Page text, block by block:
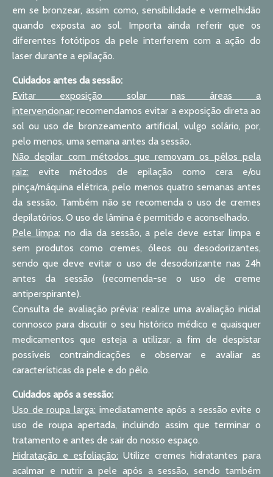
em se bronzear, assim como, sensibilidade e vermelhidão
quando exposta ao sol. Importa ainda referir que os
diferentes fotótipos da pele interferem com a ação do
laser durante a epilação.
Cuidados antes da sessão:
Evitar exposição solar nas áreas a
intervencionar: recomendamos evitar a exposição direta ao
sol ou uso de bronzeamento artificial, vulgo solário, por,
pelo menos, uma semana antes da sessão.
Não depilar com métodos que removam os pêlos pela
raiz: evite métodos de epilação como cera e/ou
pinça/máquina elétrica, pelo menos quatro semanas antes
da sessão. Também não se recomenda o uso de cremes
depilatórios. O uso de lâmina é permitido e aconselhado.
Pele limpa: no dia da sessão, a pele deve estar limpa e
sem produtos como cremes, óleos ou desodorizantes,
sendo que deve evitar o uso de desodorizante nas 24h
antes da sessão (recomenda-se o uso de creme
antiperspirante).
Consulta de avaliação prévia: realize uma avaliação inicial
connosco para discutir o seu histórico médico e quaisquer
medicamentos que esteja a utilizar, a fim de despistar
possíveis contraindicações e observar e avaliar as
características da pele e do pêlo.
Cuidados após a sessão:
Uso de roupa larga: imediatamente após a sessão evite o
uso de roupa apertada, incluindo assim que terminar o
tratamento e antes de sair do nosso espaço.
Hidratação e esfoliação: Utilize cremes hidratantes para
acalmar e nutrir a pele após a sessão, sendo também